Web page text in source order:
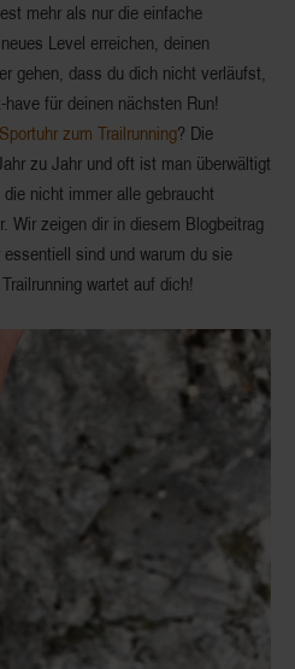
mehr als nur die einfache
Level erreichen, deinen
gehen, dass du dich nicht verläufst,
have für deinen nächsten Run!
Sportuhr zum Trailrunning? Die
zu Jahr und oft ist man überwältigt
nicht immer alle gebraucht
Wir zeigen dir in diesem Blogbeitrag
essentiell sind und warum du sie
wartet auf dich!